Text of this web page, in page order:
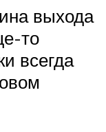
выхода
то
всегда